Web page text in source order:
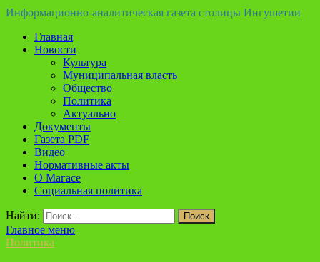
Информационно-аналитическая газета столицы Ингушетии
Главная
Новости
Культура
Муниципальная власть
Общество
Политика
Актуально
Документы
Газета PDF
Видео
Нормативные акты
О Магасе
Социальная политика
Найти:
Главное меню
Политика